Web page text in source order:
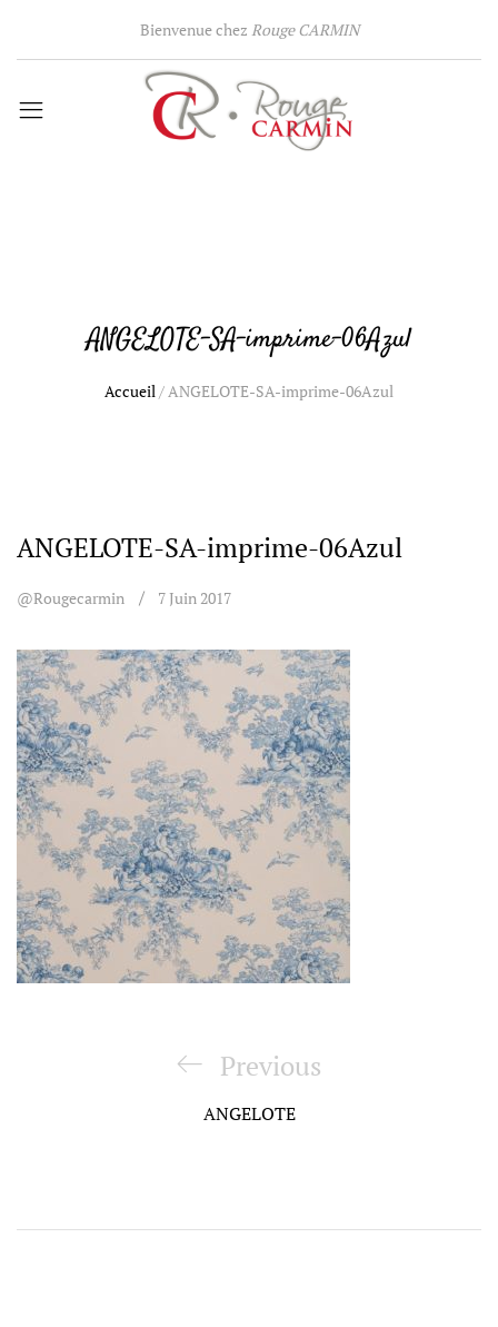
Bienvenue chez Rouge CARMIN
ANGELOTE-SA-imprime-06Azul
Accueil/ANGELOTE-SA-imprime-06Azul
ANGELOTE-SA-imprime-06Azul
@rougecarmin 7 Juin 2017
Previous
Post
Previous
ANGELOTE